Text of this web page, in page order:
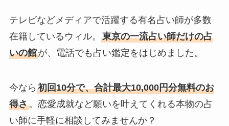
テレビなどメディアで活躍する有名占い師が多数
在籍しているウィル。 東京の一流占い師だけの占
いの館が、電話でも占い鑑定をはじめました。
今なら 初回10分で、合計最大10,000円分無料のお
得さ。恋愛成就など願いを叶えてくれる本物の占
い師に手軽に相談してみませんか？